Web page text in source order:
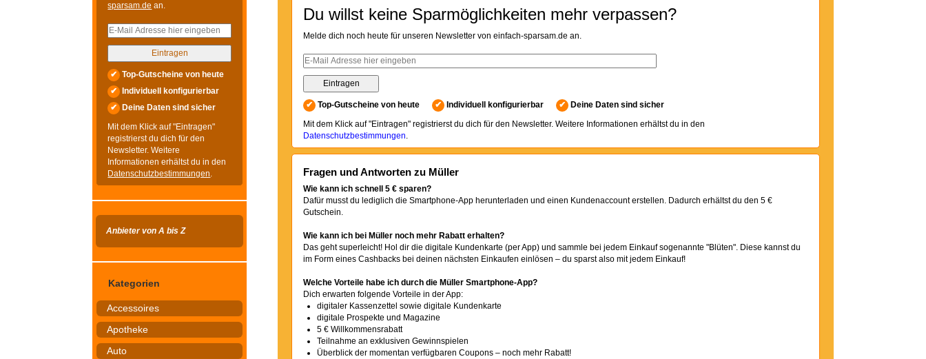
sparsam.de an.
✔ Top-Gutscheine von heute
✔
Individuell konfigurierbar
✔
Deine Daten sind sicher
Mit dem Klick auf "Eintragen"
registrierst du dich für den
Newsletter. Weitere
Informationen erhältst du in den
Datenschutzbestimmungen.
Anbieter von A bis Z
Kategorien
Accessoires
Apotheke
Auto
Du willst keine Sparmöglichkeiten mehr verpassen?
Melde dich noch heute für unseren Newsletter von einfach-sparsam.de an.
✔ Top-Gutscheine von heute ✔ Individuell konfigurierbar ✔
Deine Daten sind sicher
Mit dem Klick auf "Eintragen" registrierst du dich für den Newsletter. Weitere Informationen erhältst du in den
Datenschutzbestimmungen.
Fragen und Antworten zu Müller
Wie kann ich schnell 5 € sparen?
Dafür musst du lediglich die Smartphone-App herunterladen und einen Kundenaccount erstellen. Dadurch erhältst du den 5 €
Gutschein.
Wie kann ich bei Müller noch mehr Rabatt erhalten?
Das geht superleicht! Hol dir die digitale Kundenkarte (per App) und sammle bei jedem Einkauf sogenannte "Blüten". Diese kannst du
im Form eines Cashbacks bei deinen nächsten Einkaufen einlösen – du sparst also mit jedem Einkauf!
Welche Vorteile habe ich durch die Müller Smartphone-App?
Dich erwarten folgende Vorteile in der App:
digitaler Kassenzettel sowie digitale Kundenkarte
digitale Prospekte und Magazine
5 € Willkommensrabatt
Teilnahme an exklusiven Gewinnspielen
Überblick der momentan verfügbaren Coupons – noch mehr Rabatt!